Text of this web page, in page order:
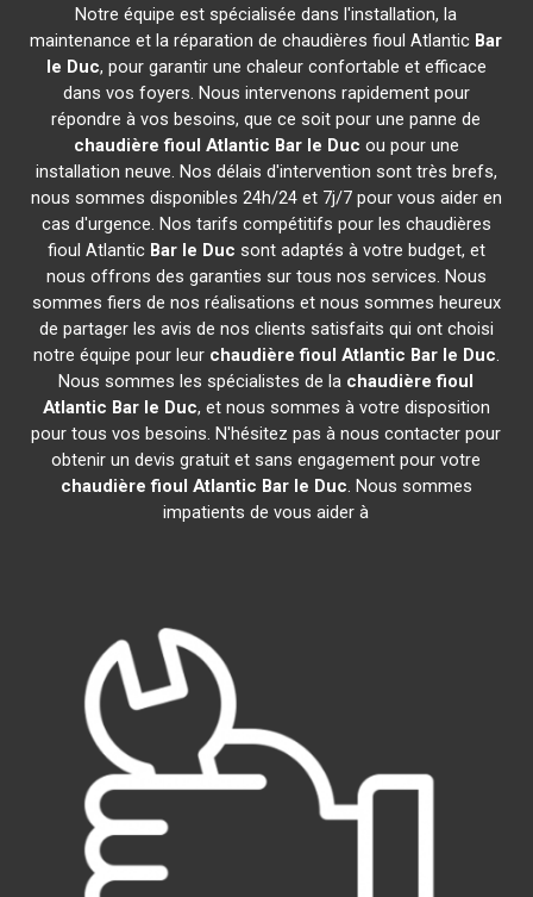
Notre équipe est spécialisée dans l'installation, la
maintenance et la réparation de chaudières fioul Atlantic Bar
le Duc, pour garantir une chaleur confortable et efficace
dans vos foyers. Nous intervenons rapidement pour
répondre à vos besoins, que ce soit pour une panne de
chaudière fioul Atlantic Bar le Duc ou pour une
installation neuve. Nos délais d'intervention sont très brefs,
nous sommes disponibles 24h/24 et 7j/7 pour vous aider en
cas d'urgence. Nos tarifs compétitifs pour les chaudières
fioul Atlantic Bar le Duc sont adaptés à votre budget, et
nous offrons des garanties sur tous nos services. Nous
sommes fiers de nos réalisations et nous sommes heureux
de partager les avis de nos clients satisfaits qui ont choisi
notre équipe pour leur chaudière fioul Atlantic Bar le Duc.
Nous sommes les spécialistes de la chaudière fioul
Atlantic Bar le Duc, et nous sommes à votre disposition
pour tous vos besoins. N'hésitez pas à nous contacter pour
obtenir un devis gratuit et sans engagement pour votre
chaudière fioul Atlantic Bar le Duc. Nous sommes
impatients de vous aider à